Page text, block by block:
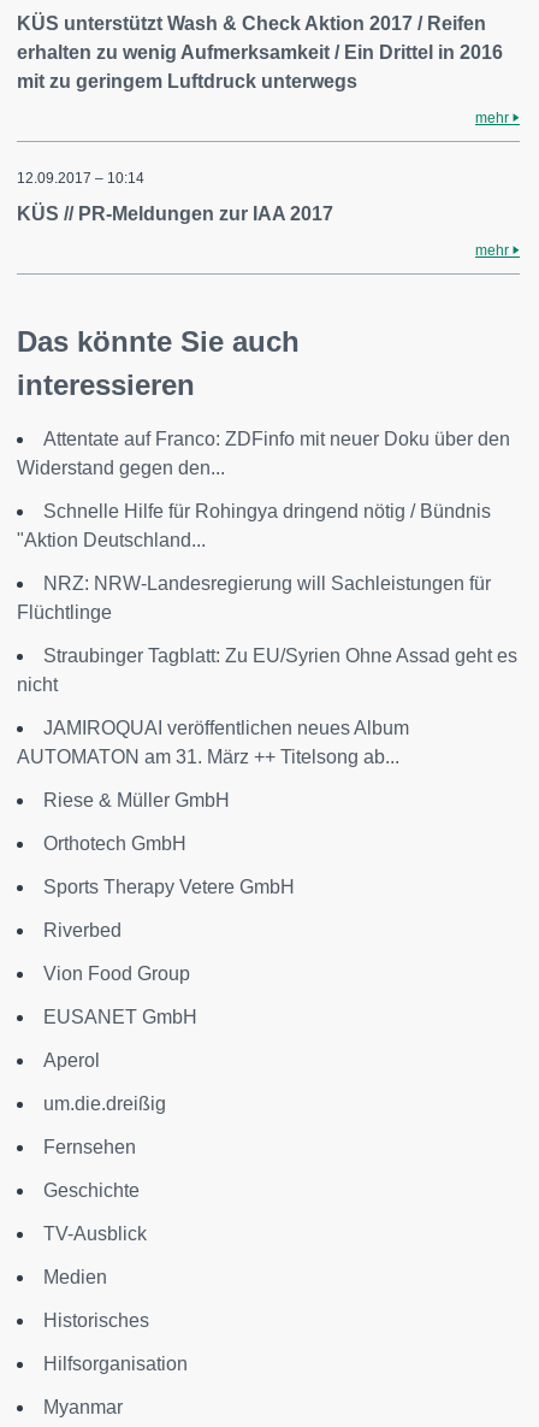
KÜS unterstützt Wash & Check Aktion 2017 / Reifen
erhalten zu wenig Aufmerksamkeit / Ein Drittel in 2016
mit zu geringem Luftdruck unterwegs
mehr
12.09.2017 – 10:14
KÜS // PR-Meldungen zur IAA 2017
mehr
Das könnte Sie auch
interessieren
Attentate auf Franco: ZDFinfo mit neuer Doku über den
Widerstand gegen den...
Schnelle Hilfe für Rohingya dringend nötig / Bündnis
"Aktion Deutschland...
NRZ: NRW-Landesregierung will Sachleistungen für
Flüchtlinge
Straubinger Tagblatt: Zu EU/Syrien Ohne Assad geht es
nicht
JAMIROQUAI veröffentlichen neues Album
AUTOMATON am 31. März ++ Titelsong ab...
Riese & Müller GmbH
Orthotech GmbH
Sports Therapy Vetere GmbH
Riverbed
Vion Food Group
EUSANET GmbH
Aperol
um.die.dreißig
Fernsehen
Geschichte
TV-Ausblick
Medien
Historisches
Hilfsorganisation
Myanmar